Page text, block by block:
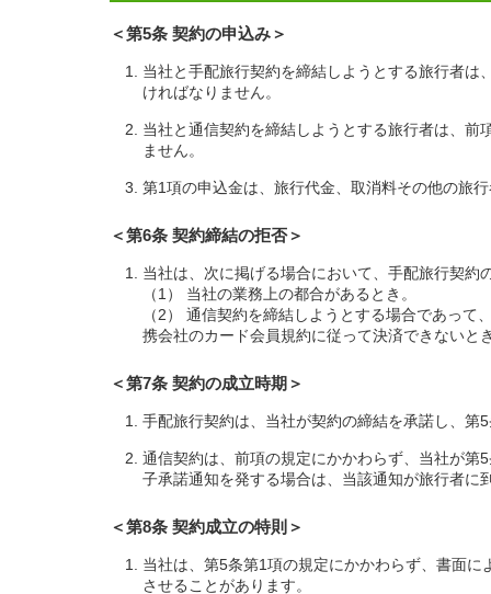
＜第5条 契約の申込み＞
当社と手配旅行契約を締結しようとする旅行者
ければなりません。
当社と通信契約を締結しようとする旅行者は、
ません。
第1項の申込金は、旅行代金、取消料その他の旅
＜第6条 契約締結の拒否＞
当社は、次に掲げる場合において、手配旅行契約
（1） 当社の業務上の都合があるとき。
（2） 通信契約を締結しようとする場合であっ
携会社のカード会員規約に従って決済できないと
＜第7条 契約の成立時期＞
手配旅行契約は、当社が契約の締結を承諾し、
通信契約は、前項の規定にかかわらず、当社が
子承諾通知を発する場合は、当該通知が旅行者に
＜第8条 契約成立の特則＞
当社は、第5条第1項の規定にかかわらず、書面
させることがあります。